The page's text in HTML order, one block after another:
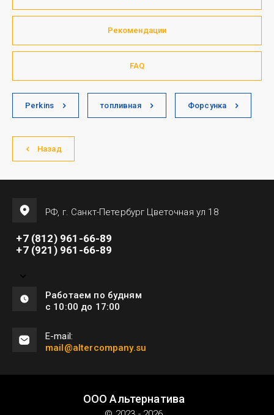
Рекомендации
FAQ
Perkins топливная Форсунка
Назад
РФ, г. Санкт-Петербург Цветочная ул 18
Работаем по будням
с 10:00 до 17:00
E-mail:
mail@altercompany.su
+7 (812) 961-66-89
+7 (921) 961-66-89
ООО Альтернатива